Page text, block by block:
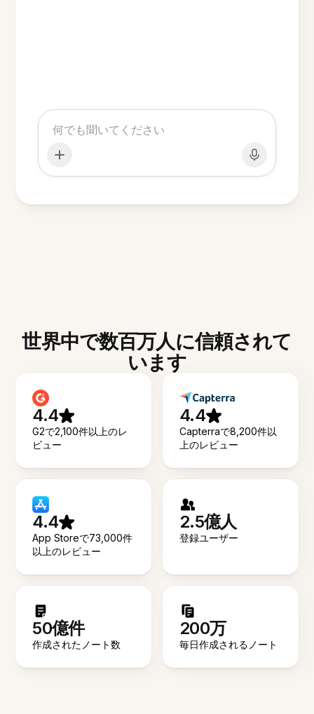
世界中で数百万人に信頼されて
います
4.4
G2で2,100件以上のレ
ビュー
4.4
Capterraで8,200件以
上のレビュー
4.4
App Storeで73,000件
以上のレビュー
2.5億人
登録ユーザー
50億件
作成されたノート数
200万
毎日作成されるノート